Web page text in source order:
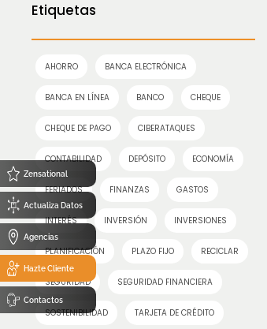
Zensational
Actualiza Datos
Agencias
Hazte Cliente
Contactos
Etiquetas
AHORRO BANCA ELECTRÓNICA
BANCA EN LÍNEA BANCO CHEQUE
CHEQUE DE PAGO CIBERATAQUES
CONTABILIDAD DEPÓSITO ECONOMÍA
FERIADOS FINANZAS GASTOS
INTERÉS INVERSIÓN INVERSIONES
PLANIFICACIÓN PLAZO FIJO RECICLAR
SEGURIDAD SEGURIDAD FINANCIERA
SOSTENIBILIDAD TARJETA DE CRÉDITO